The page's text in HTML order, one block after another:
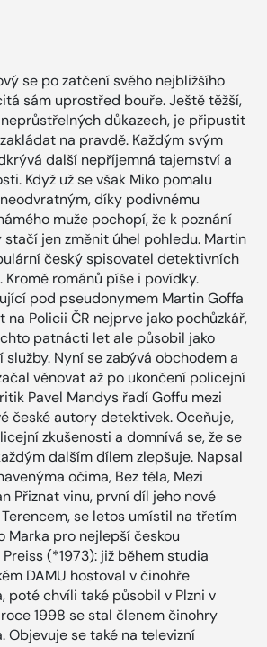
se po zatčení svého nejbližšího
sám uprostřed bouře. Ještě těžší,
důkazech, je připustit
na pravdě. Každým svým
další nepříjemná tajemství a
Když už se však Miko pomalu
díky podivnému
muže pochopí, že k poznání
jen změnit úhel pohledu. Martin
český spisovatel detektivních
románů píše i povídky.
pod pseudonymem Martin Goffa
na Policii ČR nejprve jako pochůzkář,
patnácti let ale působil jako
Nyní se zabývá obchodem a
věnovat až po ukončení policejní
Pavel Mandys řadí Goffu mezi
české autory detektivek. Oceňuje,
zkušenosti a domnívá se, že se
dalším dílem zlepšuje. Napsal
očima, Bez těla, Mezi
Přiznat vinu, první díl jeho nové
se letos umístil na třetím
Marka pro nejlepší českou
(*1973): již během studia
DAMU hostoval v činohře
poté chvíli také působil v Plzni v
roce 1998 se stal členem činohry
Objevuje se také na televizní